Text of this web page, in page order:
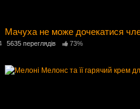
Мачуха не може дочекатися
5635 переглядів 73%